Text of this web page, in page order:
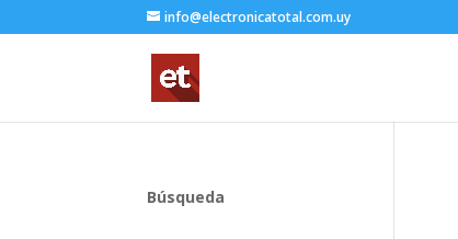
info@electronicatotal.com.uy
Búsqueda